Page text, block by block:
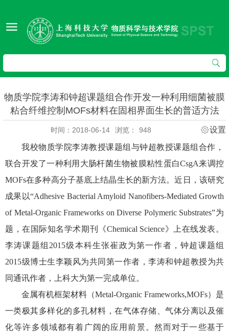
物质学院李涛和钟超课题组合作开发一种利用细菌被膜
粘合纤维控制MOFs材料在固相界面生长的普适方法
时间：2018-06-14 浏览： 948
设置
我校物质学院李涛教授课题组与钟超教授课题组合作，
联合开发了一种利用大肠杆菌生物被膜粘性蛋白CsgA来调控
MOFs在多种高分子基底上结晶生长的新方法。近日，该研究
成果以“Adhesive Bacterial Amyloid Nanofibers-Mediated Growth
of Metal-Organic Frameworks on Diverse Polymeric Substrates”为
题，在国际知名学术期刊《Chemical Science》上在线发表。
李涛课题组2015级本科生张崔政为第一作者，钟超课题组
2015级博士生李颖风为共同第一作者，李涛和钟超教授为共
同通讯作者，上科大为第一完成单位。
金属有机框架材料（Metal-Organic Frameworks,MOFs）是
一类极其多样化的多孔材料，在气体存储、气体分离以及催
化等许多领域都有着广阔的应用前景。然而对于一些基于